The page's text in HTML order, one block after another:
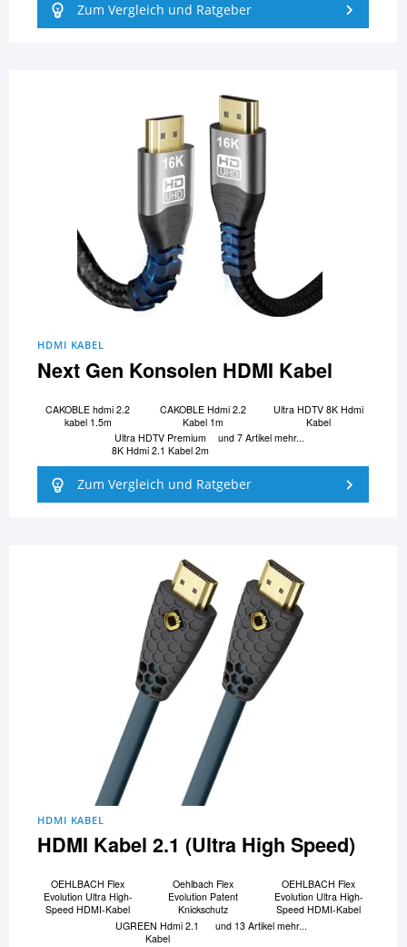
Zum Vergleich und Ratgeber
HDMI KABEL
Next Gen Konsolen HDMI Kabel
CAKOBLE hdmi 2.2
kabel 1.5m
CAKOBLE Hdmi 2.2
Kabel 1m
Ultra HDTV 8K Hdmi
Kabel
Ultra HDTV Premium
8K Hdmi 2.1 Kabel 2m
und 7 Artikel mehr...
Zum Vergleich und Ratgeber
HDMI KABEL
HDMI Kabel 2.1 (Ultra High Speed)
OEHLBACH Flex
Evolution Ultra High-
Speed HDMI-Kabel
Oehlbach Flex
Evolution Patent
Knickschutz
OEHLBACH Flex
Evolution Ultra High-
Speed HDMI-Kabel
UGREEN Hdmi 2.1
Kabel
und 13 Artikel mehr...